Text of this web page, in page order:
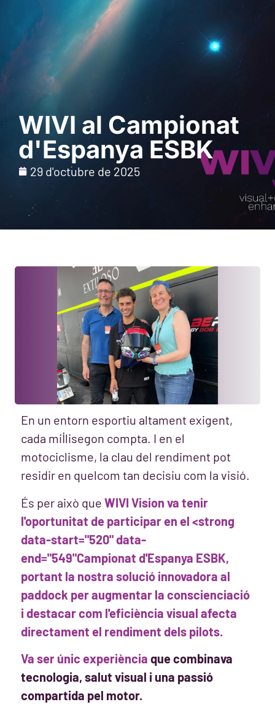
demostració
WIVI al Campionat
d'Espanya ESBK
29 d'octubre de 2025
En un entorn esportiu altament exigent,
cada mil·lisegon compta. I en el
motociclisme, la clau del rendiment pot
residir en quelcom tan decisiu com la visió.
És per això que WIVI Vision va tenir
l'oportunitat de participar en el <strong
data-start="520" data-
end="549"Campionat d'Espanya ESBK,
portant la nostra solució innovadora al
paddock per augmentar la conscienciació
i destacar com l'eficiència visual afecta
directament el rendiment dels pilots.
Va ser únic experiència que combinava
tecnologia, salut visual i una passió
compartida pel motor.